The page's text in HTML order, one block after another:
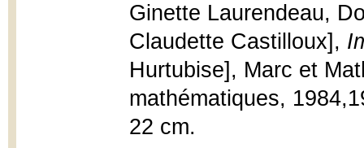
Ginette Laurendeau,
Claudette Castilloux],
Hurtubise], Marc et
mathématiques,
22 cm.